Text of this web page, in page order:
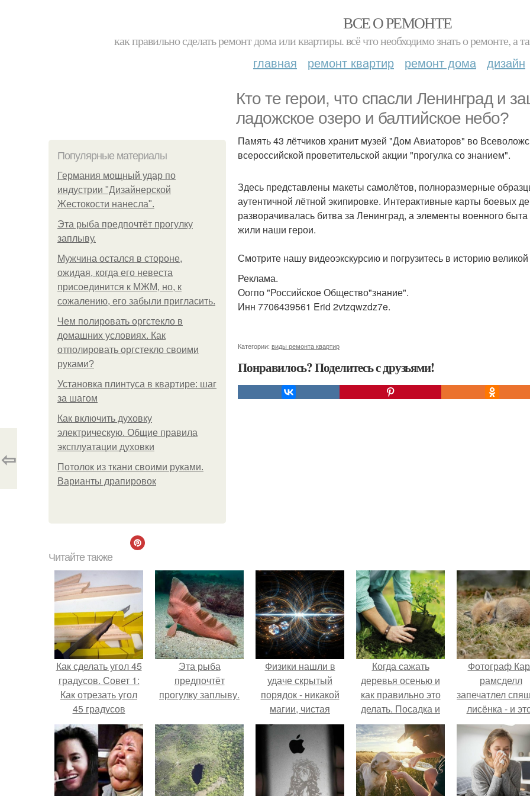
ВСЕ О РЕМОНТЕ
как правильно сделать ремонт дома или квартиры. всё что необходимо знать о ремонте,
главная ремонт квартир ремонт дома дизайн
Кто те герои, что спасли Ленинград и
ладожское озеро и балтийское небо?
Популярные материалы
Германия мощный удар по
индустрии "Дизайнерской
Жестокости нанесла".
Эта рыба предпочтёт прогулку
заплыву.
Мужчина остался в стороне,
ожидая, когда его невеста
присоединится к МЖМ, но, к
сожалению, его забыли пригласить.
Чем полировать оргстекло в
домашних условиях. Как
отполировать оргстекло своими
руками?
Установка плинтуса в квартире: шаг
за шагом
Как включить духовку
электрическую. Общие правила
эксплуатации духовки
Потолок из ткани своими руками.
Варианты драпировок
Память 43 лётчиков хранит музей "Дом Авиаторов" во
всероссийской проветительской акции "прогулка со знанием".
Здесь представлены макеты самолётов, полноразмерные
аутентичной лётной экипировке. Интерактивные карты боевых
разворачивалась битва за Ленинград, а элементы военного
жили наши герои.
Смотрите нашу видеоэкскурсию и погрузитесь в историю
Реклама.
Оогпо "Российское Общество"знание".
Инн 7706439561 Erid 2vtzqwzdz7e.
Категории: виды ремонта квартир
Понравилось? Поделитесь с друзьями!
⇦
Читайте также
Как сделать угол 45
градусов. Совет 1:
Как отрезать угол
45 градусов
Эта рыба
предпочтёт
прогулку заплыву.
Физики нашли в
удаче скрытый
порядок - никакой
магии, чистая
квантовая
механика.
Когда сажать
деревья осенью и
как правильно это
делать. Посадка и
пересадка
деревьев осенью:
рекомендации
опытных садоводов
Фотограф
рамсделл
запечатлел
лисёнка - и
кадр
растопить
самое
сердце.